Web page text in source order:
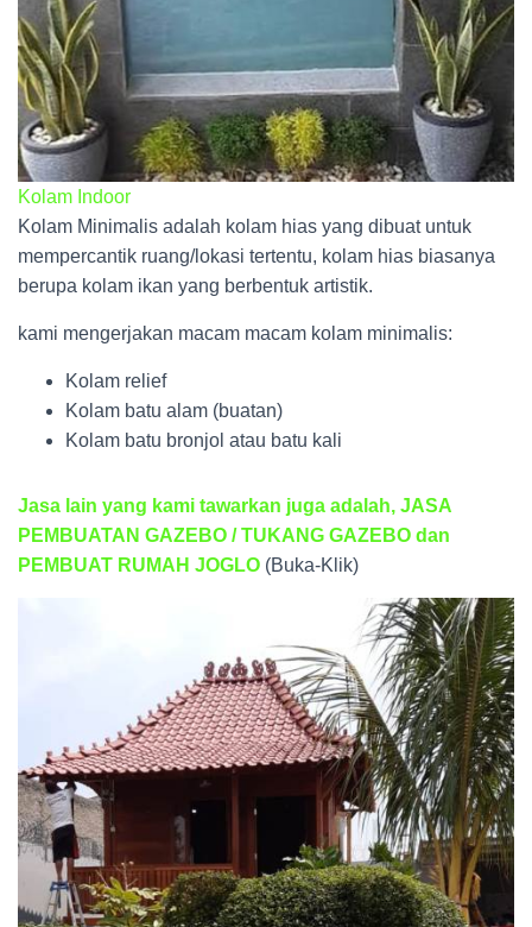
Kolam Indoor
Kolam Minimalis adalah kolam hias yang dibuat untuk
mempercantik ruang/lokasi tertentu, kolam hias biasanya
berupa kolam ikan yang berbentuk artistik.
kami mengerjakan macam macam kolam minimalis:
Kolam relief
Kolam batu alam (buatan)
Kolam batu bronjol atau batu kali
Jasa lain yang kami tawarkan juga adalah, JASA
PEMBUATAN GAZEBO / TUKANG GAZEBO dan
PEMBUAT RUMAH JOGLO (Buka-Klik)